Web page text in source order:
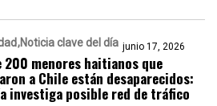
Noticia clave del día junio 17, 2026
200 menores haitianos que
a Chile están desaparecidos:
investiga posible red de tráfico